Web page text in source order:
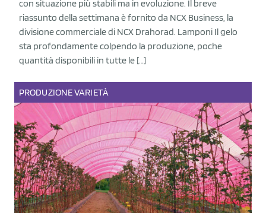
con situazione più stabili ma in evoluzione. Il breve
riassunto della settimana è fornito da NCX Business, la
divisione commerciale di NCX Drahorad. Lamponi Il gelo
sta profondamente colpendo la produzione, poche
quantità disponibili in tutte le […]
PRODUZIONEVARIETÀ